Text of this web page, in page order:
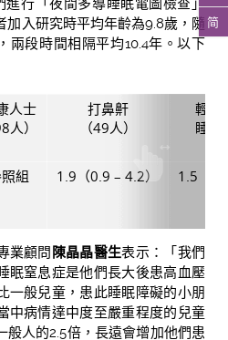
简
進行「夜間多導睡眠電圖檢查」
加入研究時平均年齡為9.8歲，隨
兩段時間相隔平均10.4年。以下
人士
人）
打鼻鼾
（49人）
輕度
睡眠
組 1.9（0.9 – 4.2） 1.5（
業顧問 陳晶晶醫生表示：「我們
眠窒息症是他們長大後患高血壓
一般兒童，患此睡眠障礙的小朋
中病情達中度至嚴重程度的兒童
般人的2.5倍，長遠會增加他們患